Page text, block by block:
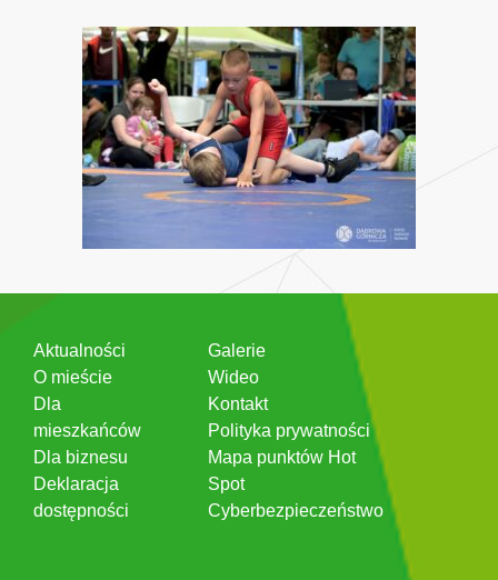
Aktualności
O mieście
Dla
mieszkańców
Dla biznesu
Deklaracja
dostępności
Galerie
Wideo
Kontakt
Polityka prywatności
Mapa punktów Hot
Spot
Cyberbezpieczeństwo